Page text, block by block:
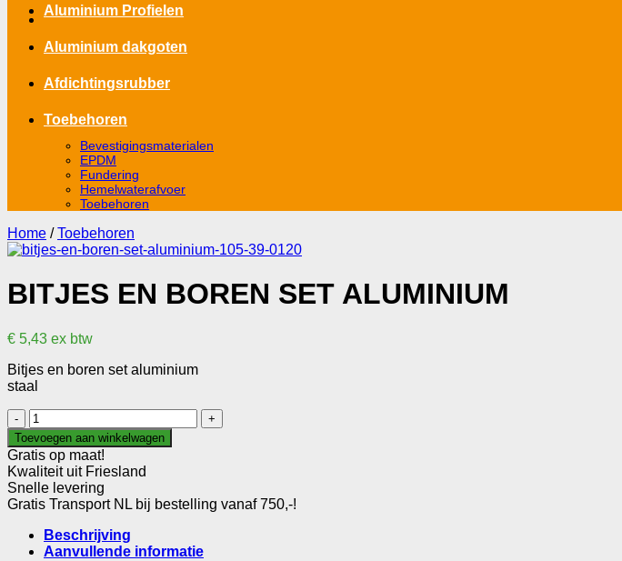
Aluminium Profielen
Aluminium dakgoten
Afdichtingsrubber
Toebehoren
Bevestigingsmaterialen
EPDM
Fundering
Hemelwaterafvoer
Toebehoren
Home / Toebehoren
BITJES EN BOREN SET ALUMINIUM
€ 5,43 ex btw
Bitjes en boren set aluminium
staal
Bitjes
en
boren
set
aluminium
aantal
Toevoegen aan winkelwagen
Gratis op maat!
Kwaliteit uit Friesland
Snelle levering
Gratis Transport NL bij bestelling vanaf 750,-!
Beschrijving
Aanvullende informatie